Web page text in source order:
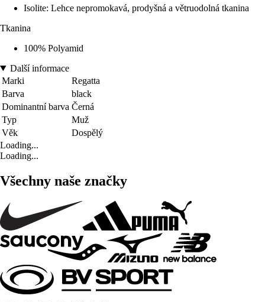
Isolite: Lehce nepromokavá, prodyšná a větruodolná tkanina
Tkanina
100% Polyamid
Další informace
Marki
Regatta
Barva
black
Dominantní barva Černá
Typ
Muž
Věk
Dospělý
Loading...
Loading...
Všechny naše značky